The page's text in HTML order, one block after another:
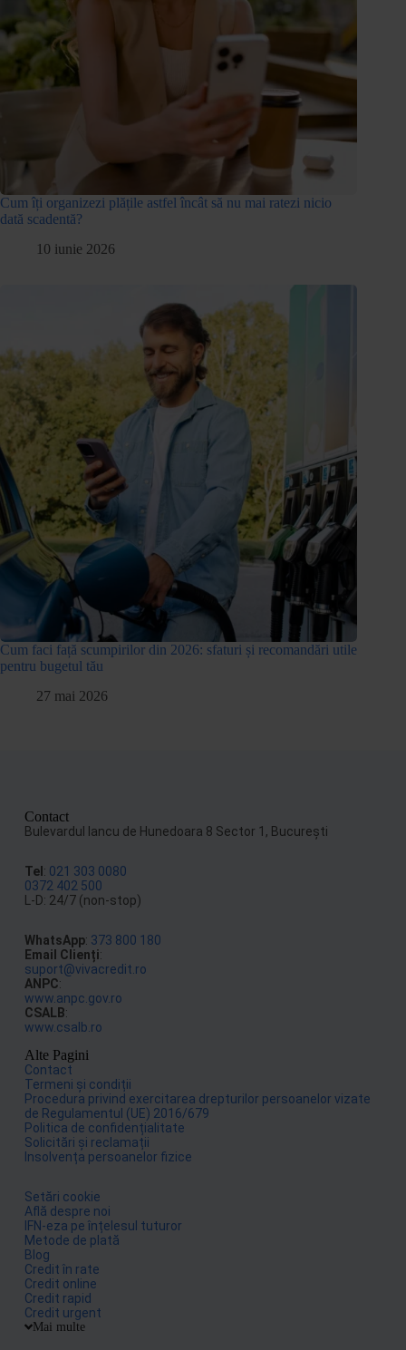
Cum îți organizezi plățile astfel încât să nu mai ratezi nicio
dată scadentă?
10 iunie 2026
Cum faci față scumpirilor din 2026: sfaturi și recomandări utile
pentru bugetul tău
27 mai 2026
Contact
Bulevardul Iancu de Hunedoara 8 Sector 1, Bucureşti
Tel: 021 303 0080
0372 402 500
L-D: 24/7 (non-stop)
WhatsApp: 373 800 180
Email Clienți:
suport@vivacredit.ro
ANPC:
www.anpc.gov.ro
CSALB:
www.csalb.ro
Alte Pagini
Contact
Termeni și condiții
Procedura privind exercitarea drepturilor persoanelor vizate
de Regulamentul (UE) 2016/679
Politica de confidențialitate
Solicitări și reclamații
Insolvența persoanelor fizice
Setări cookie
Află despre noi
IFN-eza pe înțelesul tuturor
Metode de plată
Blog
Credit în rate
Credit online
Credit rapid
Credit urgent
Mai multe